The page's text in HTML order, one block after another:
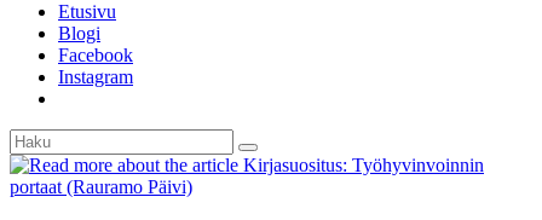
Etusivu
Blogi
Facebook
Instagram